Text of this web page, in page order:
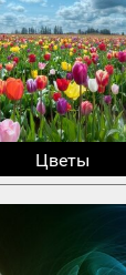
Цветы